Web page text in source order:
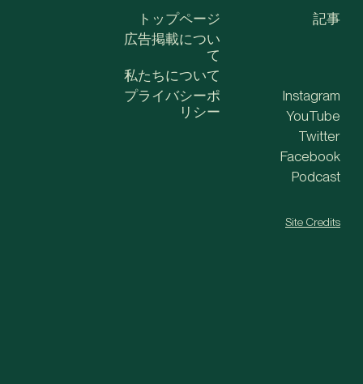
トップページ
広告掲載につい
て
私たちについて
記事
プライバシーポ
リシー
Instagram
YouTube
Twitter
Facebook
Podcast
Site Credits